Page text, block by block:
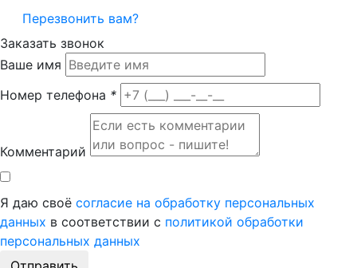
Перезвонить вам?
Заказать звонок
Ваше имя
Номер телефона *
Комментарий
Я даю своё согласие на обработку персональных
данных в соответствии с политикой обработки
персональных данных